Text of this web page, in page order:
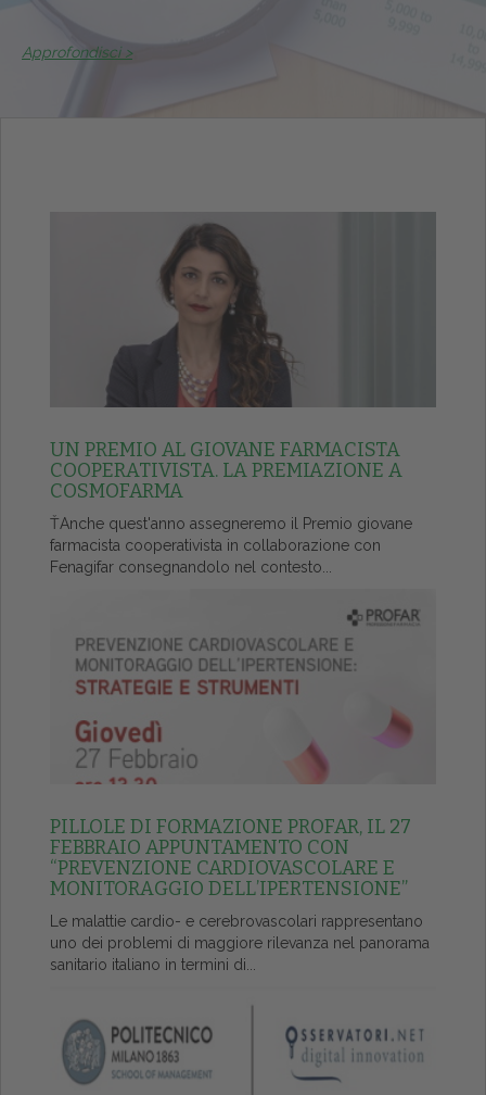
Approfondisci >
UN PREMIO AL GIOVANE FARMACISTA
COOPERATIVISTA. LA PREMIAZIONE A
COSMOFARMA
ŤAnche quest'anno assegneremo il Premio giovane
farmacista cooperativista in collaborazione con
Fenagifar consegnandolo nel contesto...
PILLOLE DI FORMAZIONE PROFAR, IL 27
FEBBRAIO APPUNTAMENTO CON
“PREVENZIONE CARDIOVASCOLARE E
MONITORAGGIO DELL’IPERTENSIONE”
Le malattie cardio- e cerebrovascolari rappresentano
uno dei problemi di maggiore rilevanza nel panorama
sanitario italiano in termini di...